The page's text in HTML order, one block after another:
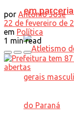
em
por Antonio José
22 de fevereiro de
em Política
1 min read